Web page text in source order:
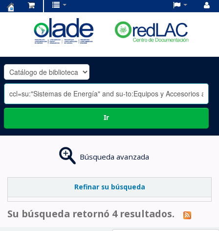
OLADE
-
Ir
Búsqueda avanzada
Refinar su búsqueda
Su búsqueda retornó 4 resultados.